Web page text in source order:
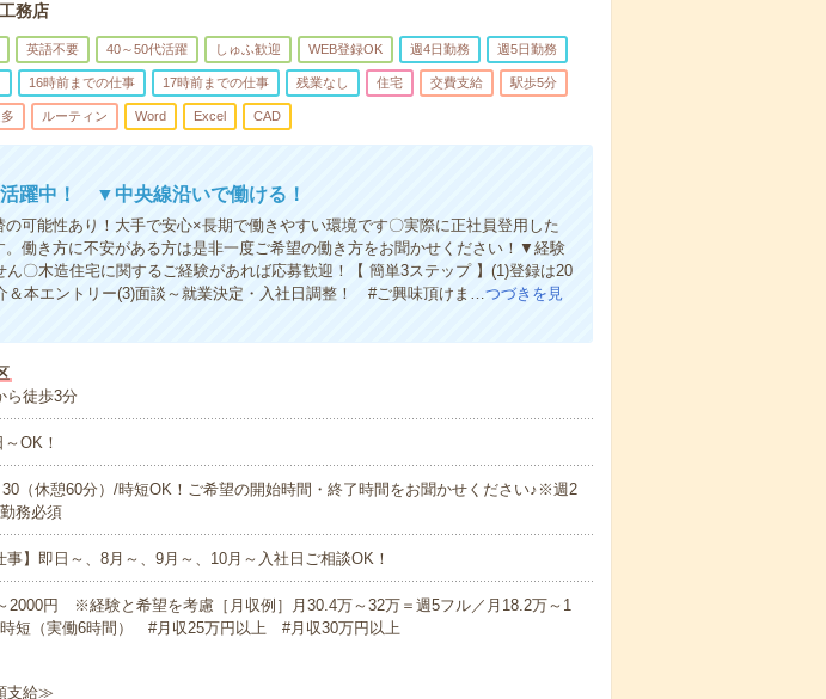
務店
英語不要 40～50代活躍 しゅふ歓迎 WEB登録OK 週4日勤務 週5日勤務
16時前までの仕事 17時前までの仕事 残業なし 住宅 交費支給 駅歩5分
ルーティン Word Excel CAD
躍中！ ▼中央線沿いで働ける！
可能性あり！大手で安心×長期で働きやすい環境です〇実際に正社員登用した
。働き方に不安がある方は是非一度ご希望の働き方をお聞かせください！▼経験
〇木造住宅に関するご経験があれば応募歓迎！【 簡単3ステップ 】(1)登録は20
＆本エントリー(3)面談～就業決定・入社日調整！ #ご興味頂けま…つづきを見
ら徒歩3分
OK！
（休憩60分）/時短OK！ご希望の開始時間・終了時間をお聞かせください♪※週2
務必須
事】即日～、8月～、9月～、10月～入社日ご相談OK！
2000円 ※経験と希望を考慮［月収例］月30.4万～32万＝週5フル／月18.2万～1
短（実働6時間） #月収25万円以上 #月収30万円以上
支給≫